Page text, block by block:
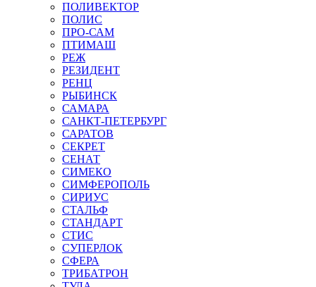
ПОЛИВЕКТОР
ПОЛИС
ПРО-САМ
ПТИМАШ
РЕЖ
РЕЗИДЕНТ
РЕНЦ
РЫБИНСК
САМАРА
САНКТ-ПЕТЕРБУРГ
САРАТОВ
СЕКРЕТ
СЕНАТ
СИМЕКО
СИМФЕРОПОЛЬ
СИРИУС
СТАЛЬФ
СТАНДАРТ
СТИС
СУПЕРЛОК
СФЕРА
ТРИБАТРОН